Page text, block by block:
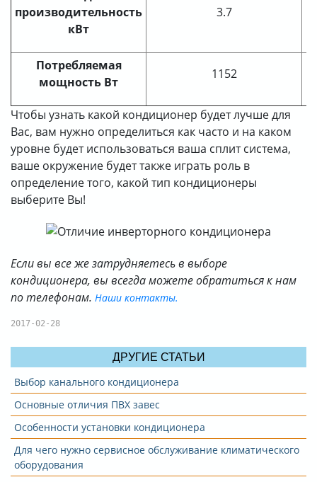
производительность
кВт
3.7
Потребляемая
мощность Вт
1152
Чтобы узнать какой кондиционер будет лучше для
Вас, вам нужно определиться как часто и на каком
уровне будет использоваться ваша сплит система,
ваше окружение будет также играть роль в
определение того, какой тип кондиционеры
выберите Вы!
Если вы все же затрудняетесь в выборе
кондиционера, вы всегда можете обратиться к нам
по телефонам. Наши контакты.
2017-02-28
ДРУГИЕ СТАТЬИ
Выбор канального кондиционера
Основные отличия ПВХ завес
Особенности установки кондиционера
Для чего нужно сервисное обслуживание климатического
оборудования